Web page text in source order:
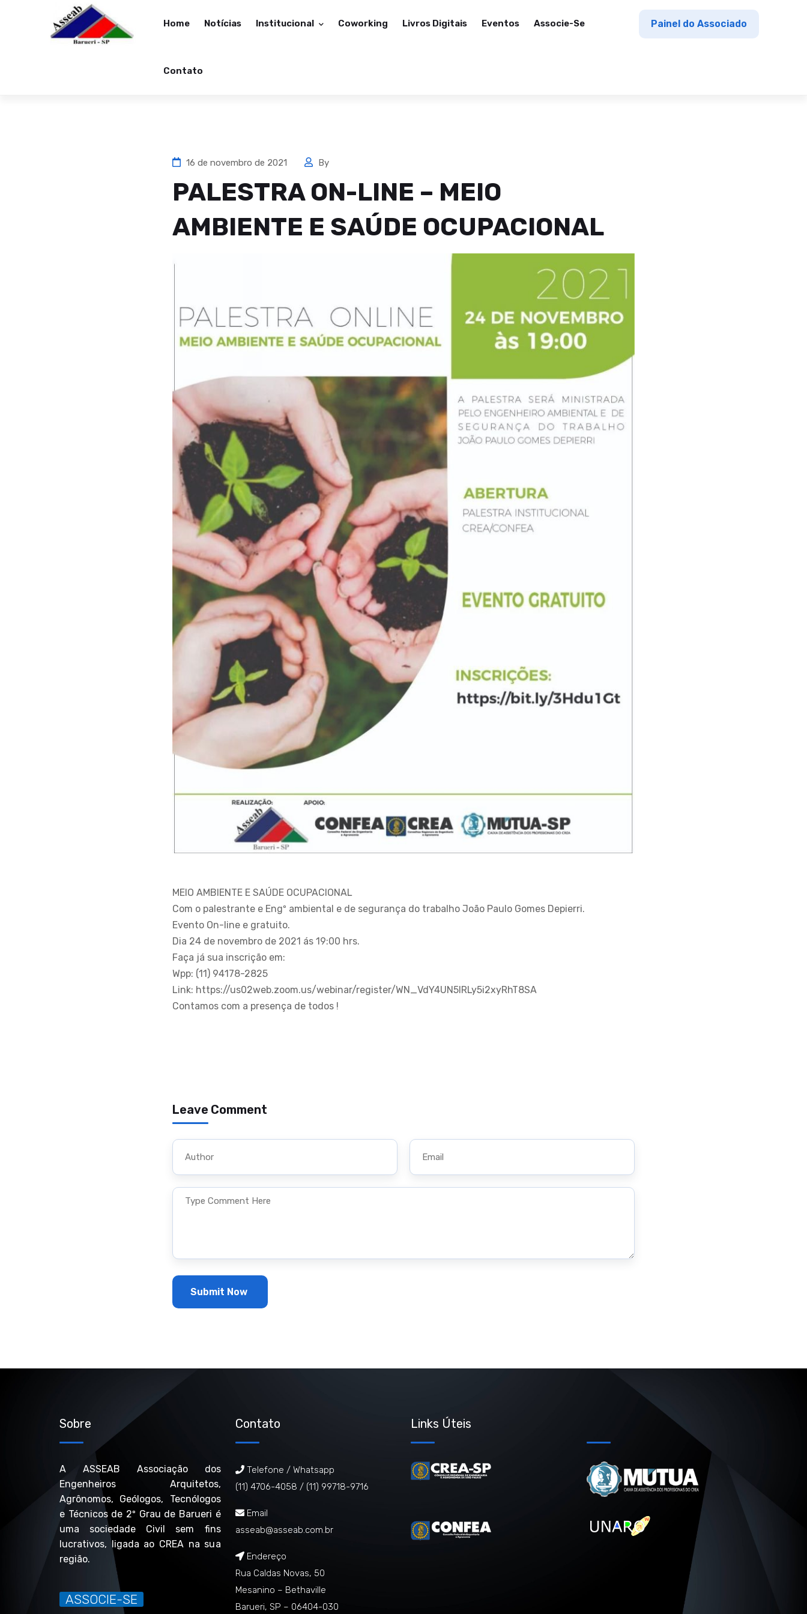
Painel do Associado
Home Notícias Institucional Coworking Livros Digitais Eventos Associe-Se
Contato
16 de novembro de 2021 By
PALESTRA ON-LINE – MEIO
AMBIENTE E SAÚDE OCUPACIONAL
MEIO AMBIENTE E SAÚDE OCUPACIONAL
Com o palestrante e Engº ambiental e de segurança do trabalho João Paulo Gomes Depierri.
Evento On-line e gratuito.
Dia 24 de novembro de 2021 ás 19:00 hrs.
Faça já sua inscrição em:
Wpp: (11) 94178-2825
Link: https://us02web.zoom.us/webinar/register/WN_VdY4UN5lRLy5i2xyRhT8SA
Contamos com a presença de todos !
Leave Comment
Sobre
A ASSEAB Associação dos
Engenheiros Arquitetos,
Agrônomos, Geólogos, Tecnólogos
e Técnicos de 2º Grau de Barueri é
uma sociedade Civil sem fins
lucrativos, ligada ao CREA na sua
região.
ASSOCIE-SE
Contato
Telefone / Whatsapp
(11) 4706-4058 / (11) 99718-9716
Email
asseab@asseab.com.br
Endereço
Rua Caldas Novas, 50
Mesanino – Bethaville
Barueri, SP – 06404-030
Links Úteis